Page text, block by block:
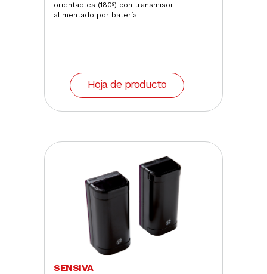
orientables (180º) con transmisor
alimentado por batería
Hoja de producto
SENSIVA